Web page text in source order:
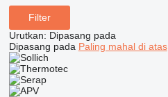
Filter
Urutkan: Dipasang pada
Dipasang pada Paling mahal di atas